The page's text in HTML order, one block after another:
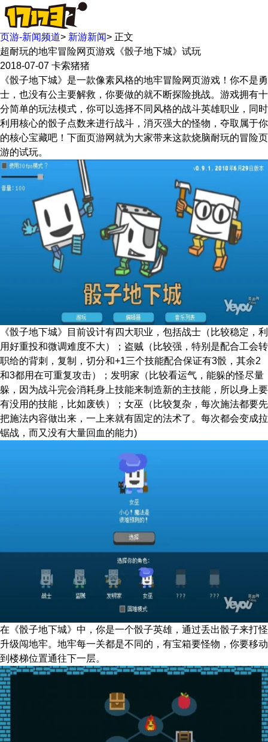
页游-新闻频道> 新游新闻> 正文
超耐玩的地牢冒险网页游戏《骰子地下城》试玩
2018-07-07 卡索猪猪
《骰子地下城》是一款像素风格的地牢冒险网页游戏！你不是勇
士，也没有公主要解救，你要做的就不断探险挑战。游戏拥有十
分简单的玩法模式，你可以选择不同风格的战斗英雄职业，同时
利用核心的骰子点数来进行战斗，消灭强大的怪物，夺取属于你
的核心宝藏吧！下面页游网就为大家带来这款烧脑耐玩的冒险页
游的试玩。
《骰子地下城》目前设计有四大职业，包括战士（比较稳定，利
用好重投和微调难度不大）；盗贼（比较强，特别是配合工会转
职给的背刺，复制，切分和+1三个技能配合保证有3骰，其余2
和3都用在可重复攻击）；发明家（比较看运气，能躲的怪尽量
躲，因为战斗完会消耗身上技能来制造新的主技能，所以身上要
有没用的技能，比如废铁）；女巫（比较复杂，每次施法都要先
把施法内容做出来，一上来就有固定的法术了。每次都会变成拉
锯战，而又没有大量回血的能力)
在《骰子地下城》中，你是一个骰子英雄，通过丢出骰子来打怪
升级闯地牢。地牢每一关都是不同的，有宝箱要怪物，你要移动
到楼梯位置通往下一层。